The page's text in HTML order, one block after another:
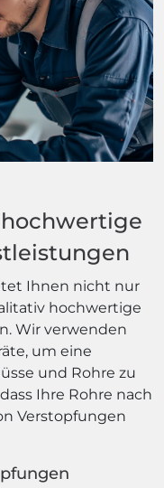
Ihnen nicht nur
hochwertige
Wir verwenden
um eine
und Rohre zu
Ihre Rohre nach
Verstopfungen